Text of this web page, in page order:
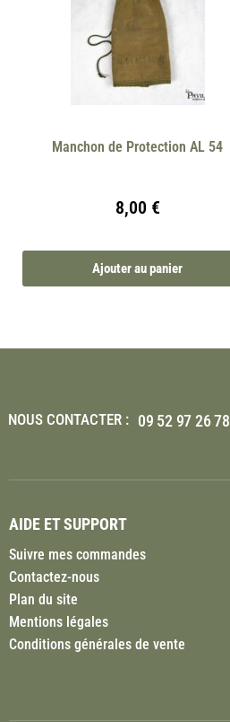
Manchon de Protection AL 54
8,00 €
Ajouter au panier
NOUS CONTACTER : 09 52 97 26 78
AIDE ET SUPPORT
Suivre mes commandes
Contactez-nous
Plan du site
Mentions légales
Conditions générales de vente